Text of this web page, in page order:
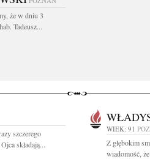
że w dniu 3
Tadeusz...
szczerego
składają...
WIEK: 91
Z głębokim
wiadomość,